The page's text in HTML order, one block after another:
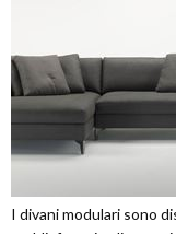
I divani modulari sono